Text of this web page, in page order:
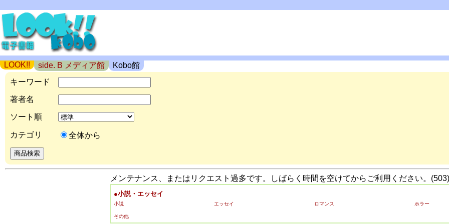
LOOK!! side. B メディア館
Kobo館
キーワード
著者名
ソート順
カテゴリ 全体から
メンテナンス、またはリクエスト過多です。しばらく時間を空けてからご利用ください。(503)
●小説・エッセイ
小説 エッセイ ロマンス ホラー
その他